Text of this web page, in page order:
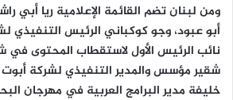
ومن لبنان تضم القائمة الإعلامية ريا أبي
شقير مؤسس والمدير التنفيذي لشركة
خليفة مدير البرامج العربية في مهرجان